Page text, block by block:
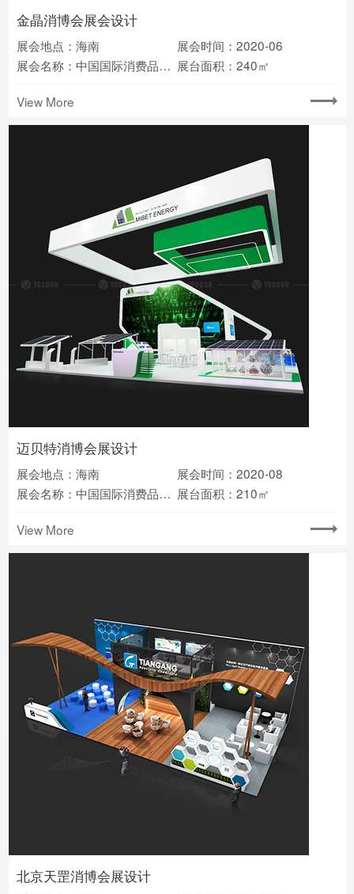
金晶消博会展会设计
展会地点：海南
展会时间：2020-06
展会名称：中国国际消费品博览会 展台面积：240㎡
View More
迈贝特消博会展设计
展会地点：海南
展会时间：2020-08
展会名称：中国国际消费品博览会 展台面积：210㎡
View More
北京天罡消博会展设计